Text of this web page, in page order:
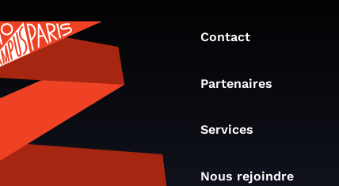
Contact
Partenaires
Services
Nous rejoindre